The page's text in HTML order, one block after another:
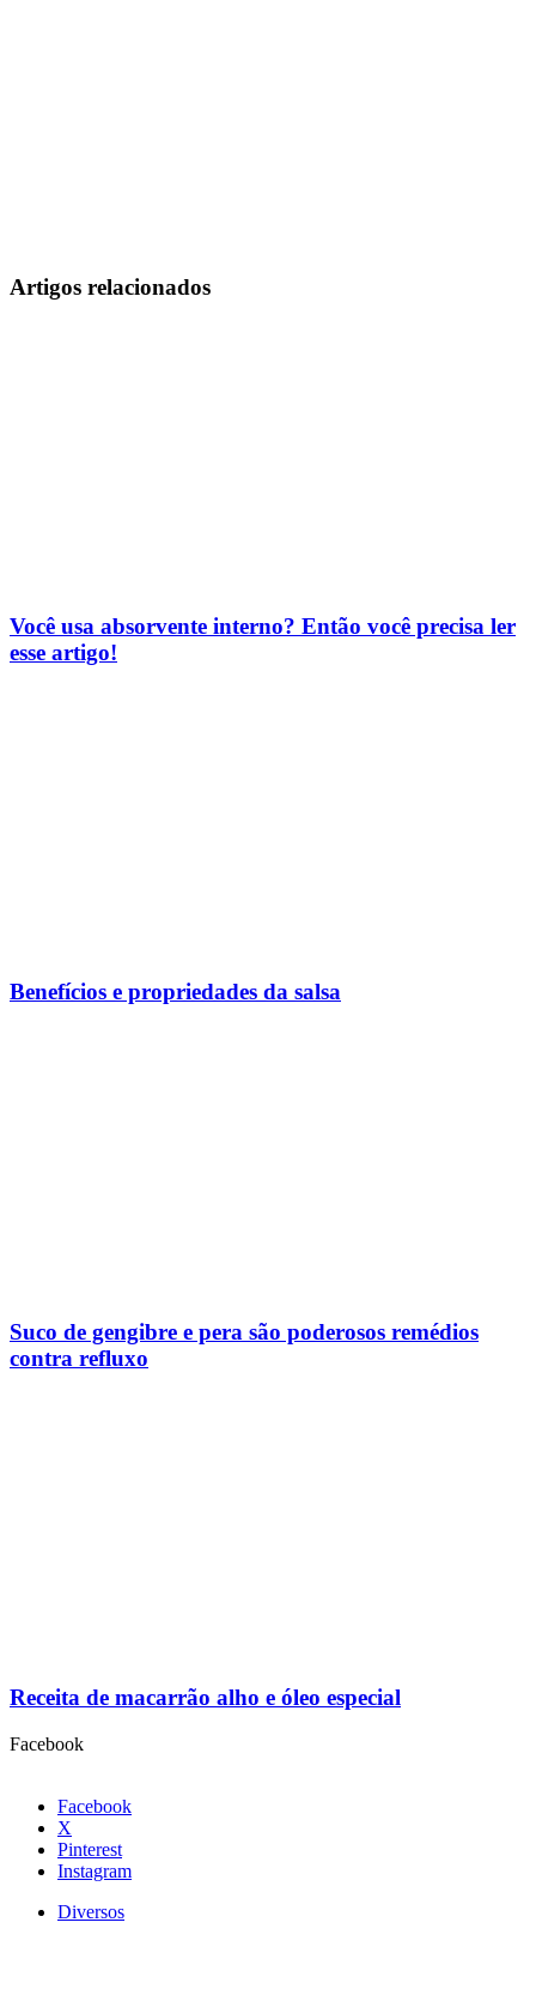
Artigos relacionados
Você usa absorvente interno? Então você precisa ler
esse artigo!
Benefícios e propriedades da salsa
Suco de gengibre e pera são poderosos remédios
contra refluxo
Receita de macarrão alho e óleo especial
Facebook
Facebook
X
Pinterest
Instagram
Diversos